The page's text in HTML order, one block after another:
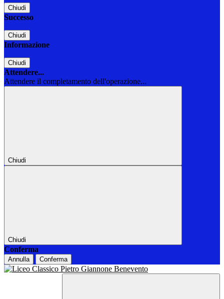
Chiudi
Successo
Chiudi
Informazione
Chiudi
Attendere...
Attendere il completamento dell'operazione...
Chiudi
Chiudi
Conferma
Annulla Conferma